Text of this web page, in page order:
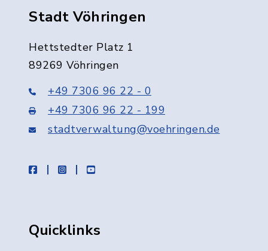
Stadt Vöhringen
Hettstedter Platz 1
89269 Vöhringen
+49 7306 96 22 - 0
+49 7306 96 22 - 199
stadtverwaltung@voehringen.de
facebookinstagramyoutube
Quicklinks